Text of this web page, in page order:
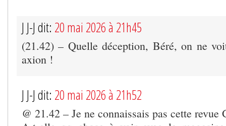
J J-J dit: 20 mai 2026 à 21h45
(21.42) – Quelle déception, Béré, on ne
axion !
J J-J dit: 20 mai 2026 à 21h52
@ 21.42 – Je ne connaissais pas cette revue